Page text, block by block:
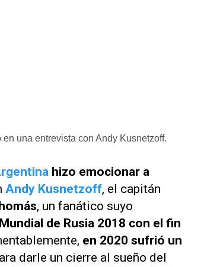
una entrevista con Andy Kusnetzoff.
hizo emocionar a
Andy Kusnetzoff, el capitán
, un fanático suyo
de Rusia 2018 con el fin
en 2020 sufrió un
darle un cierre al sueño del